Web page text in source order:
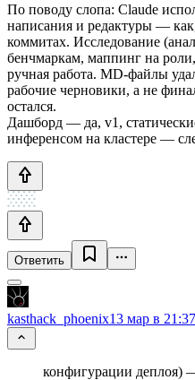
По поводу слопа: Claude
написания и редактуры —
коммитах. Исследование
бенчмаркам, маппинг на
ручная работа. MD-файлы
рабочие черновики, а не
остался.
Дашборд — да, v1,
инференсом на кластере —
Ответить
kasthack_phoenix13 мар в 21:37
конфигурации деплоя)